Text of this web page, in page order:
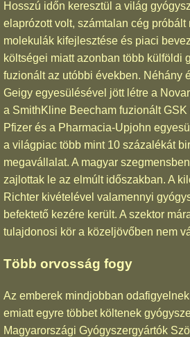
Hosszú időn keresztül a világ
elaprózott volt, számtalan cég
molekulák kifejlesztése és piaci
költségei miatt azonban több külföldi
fuzionált az utóbbi években. Néhány
Geigy egyesülésével jött létre a
a SmithKline Beecham fuzionált
Pfizer és a Pharmacia-Upjohn
a világpiac több mint 10 százalékát
megavállalat. A magyar
zajlottak le az elmúlt időszakban. A
Richter kivételével valamennyi
befektető kezére került. A szektor
tulajdonosi kör a közeljövőben nem
Több orvosság fogy
Az emberek mindjobban
emiatt egyre többet költenek
Magyarországi Gyógyszergyártók